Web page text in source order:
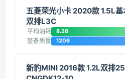
五菱荣光小卡 2020款 1.5L基
双排L3C
平均油耗 8.26
整备质量 1206
新豹MINI 2016款 1.2L双排